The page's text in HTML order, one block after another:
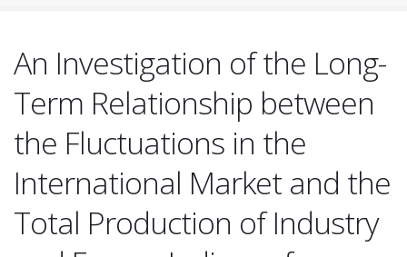
An Investigation of the Long-
Term Relationship between
the Fluctuations in the
International Market and the
Total Production of Industry